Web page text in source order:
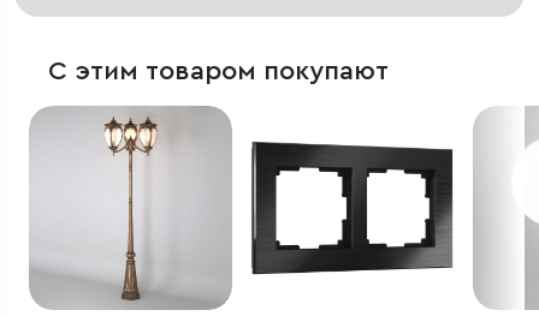
С этим товаром покупают